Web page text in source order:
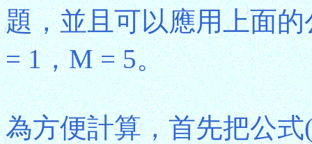
題，並且可以應用上面
= 1，M = 5。
為方便計算，首先把公